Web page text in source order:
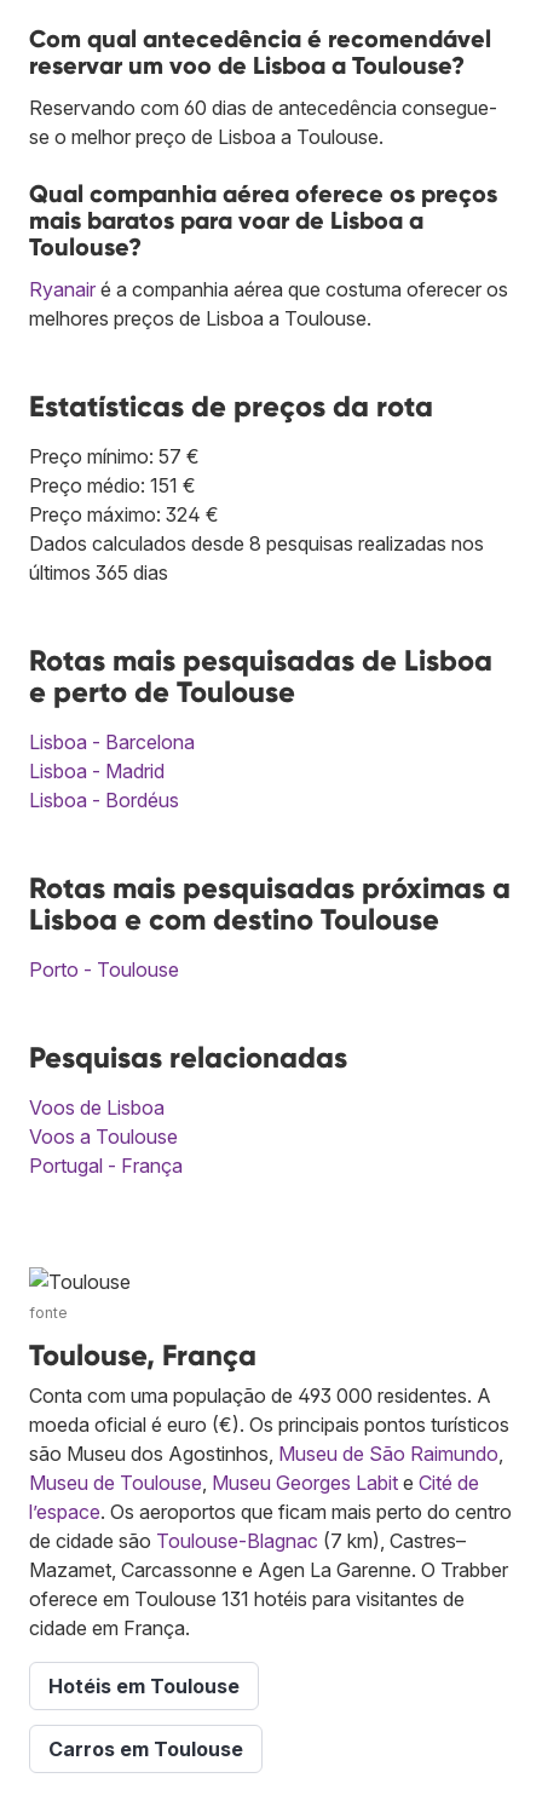
Com qual antecedência é recomendável
reservar um voo de Lisboa a Toulouse?
Reservando com 60 dias de antecedência consegue-
se o melhor preço de Lisboa a Toulouse.
Qual companhia aérea oferece os preços
mais baratos para voar de Lisboa a
Toulouse?
Ryanair é a companhia aérea que costuma oferecer os
melhores preços de Lisboa a Toulouse.
Estatísticas de preços da rota
Preço mínimo: 57 €
Preço médio: 151 €
Preço máximo: 324 €
Dados calculados desde 8 pesquisas realizadas nos
últimos 365 dias
Rotas mais pesquisadas de Lisboa
e perto de Toulouse
Lisboa - Barcelona
Lisboa - Madrid
Lisboa - Bordéus
Rotas mais pesquisadas próximas a
Lisboa e com destino Toulouse
Porto - Toulouse
Pesquisas relacionadas
Voos de Lisboa
Voos a Toulouse
Portugal - França
fonte
Toulouse, França
Conta com uma população de 493 000 residentes. A
moeda oficial é euro (€). Os principais pontos turísticos
são Museu dos Agostinhos, Museu de São Raimundo
Museu de Toulouse Museu Georges Labit e Cité de
l’espace. Os aeroportos que ficam mais perto do centro
de cidade são Toulouse-Blagnac (7 km), Castres–
Mazamet, Carcassonne e Agen La Garenne. O Trabber
oferece em Toulouse 131 hotéis para visitantes de
cidade em França.
Hotéis em Toulouse
Carros em Toulouse